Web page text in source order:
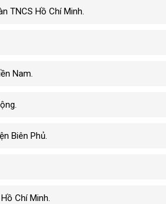
TNCS Hồ Chí Minh.
Nam.
Biên Phủ.
Chí Minh.